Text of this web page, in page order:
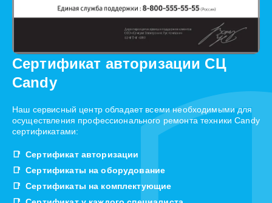
Сертификат авторизации СЦ
Candy
Наш сервисный центр обладает всеми необходимыми для
осуществления профессионального ремонта техники Candy
сертификатами:
Сертификат авторизации
Сертификаты на оборудование
Сертификаты на комплектующие